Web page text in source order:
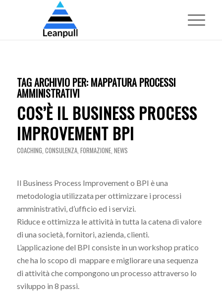
TAG ARCHIVIO PER: MAPPATURA PROCESSI
AMMINISTRATIVI
COS’È IL BUSINESS PROCESS
IMPROVEMENT BPI
COACHING, CONSULENZA, FORMAZIONE, NEWS
Il Business Process Improvement o BPI è una
metodologia utilizzata per ottimizzare i processi
amministrativi, d’ufficio ed i servizi.
Riduce e ottimizza le attività in tutta la catena di valore
di una società, fornitori, azienda, clienti.
L’applicazione del BPI consiste in un workshop pratico
che ha lo scopo di mappare e migliorare una sequenza
di attività che compongono un processo attraverso lo
sviluppo in 8 passi.